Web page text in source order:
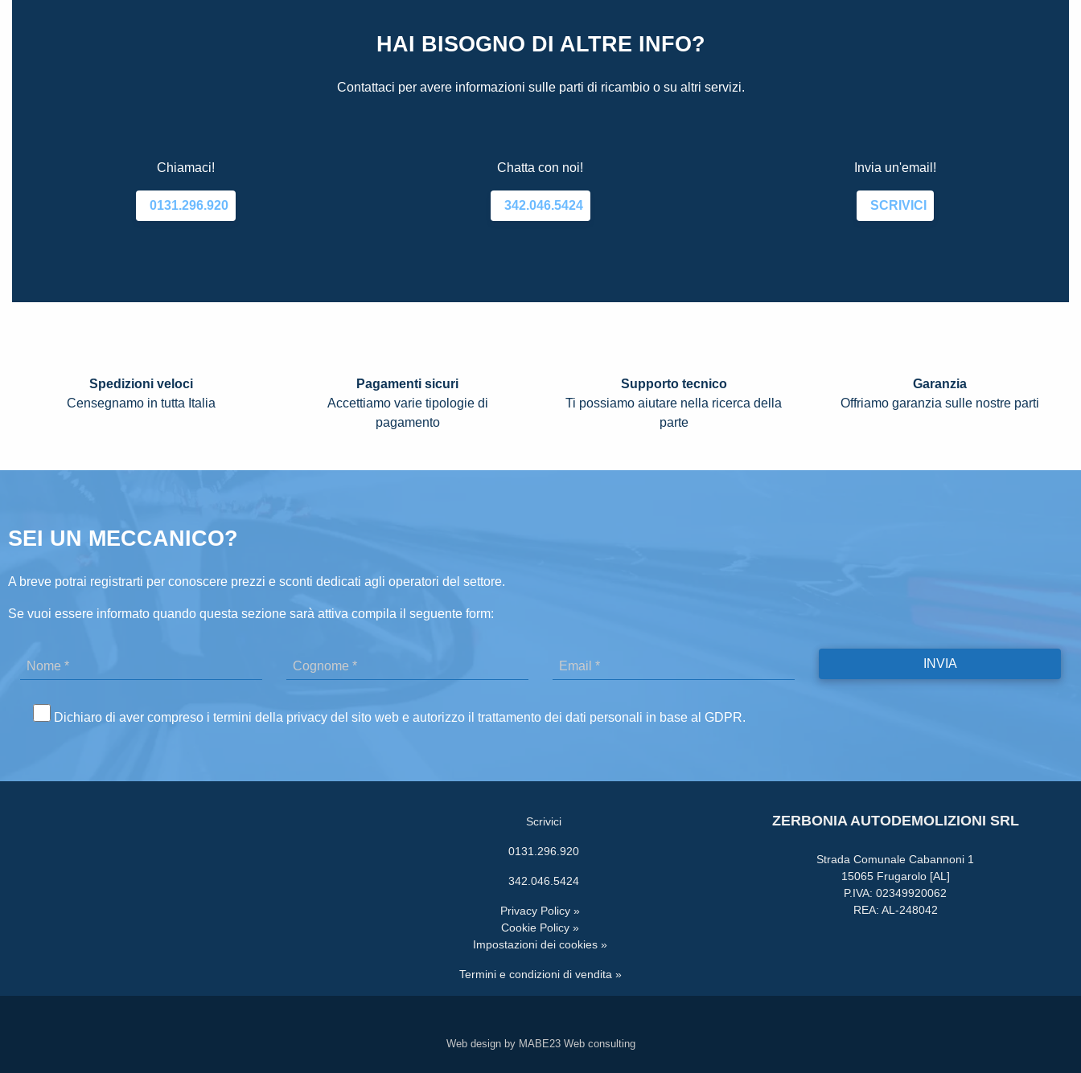
HAI BISOGNO DI ALTRE INFO?
Contattaci per avere informazioni sulle parti di ricambio o su altri servizi.
Chiamaci!
0131.296.920
Chatta con noi!
342.046.5424
Invia un'email!
SCRIVICI
Spedizioni veloci
Censegnamo in tutta Italia
Pagamenti sicuri
Accettiamo varie tipologie di
pagamento
Supporto tecnico
Ti possiamo aiutare nella ricerca della
parte
Garanzia
Offriamo garanzia sulle nostre parti
SEI UN MECCANICO?
A breve potrai registrarti per conoscere prezzi e sconti dedicati agli operatori del settore.
Se vuoi essere informato quando questa sezione sarà attiva compila il seguente form:
Dichiaro di aver compreso i termini della privacy del sito web e autorizzo il trattamento dei dati personali in base al GDPR.
Scrivici
0131.296.920
342.046.5424
Privacy Policy »
Cookie Policy »
Impostazioni dei cookies »
Termini e condizioni di vendita »
ZERBONIA AUTODEMOLIZIONI SRL
Strada Comunale Cabannoni 1
15065 Frugarolo [AL]
P.IVA: 02349920062
REA: AL-248042
Web design by MABE23 Web consulting